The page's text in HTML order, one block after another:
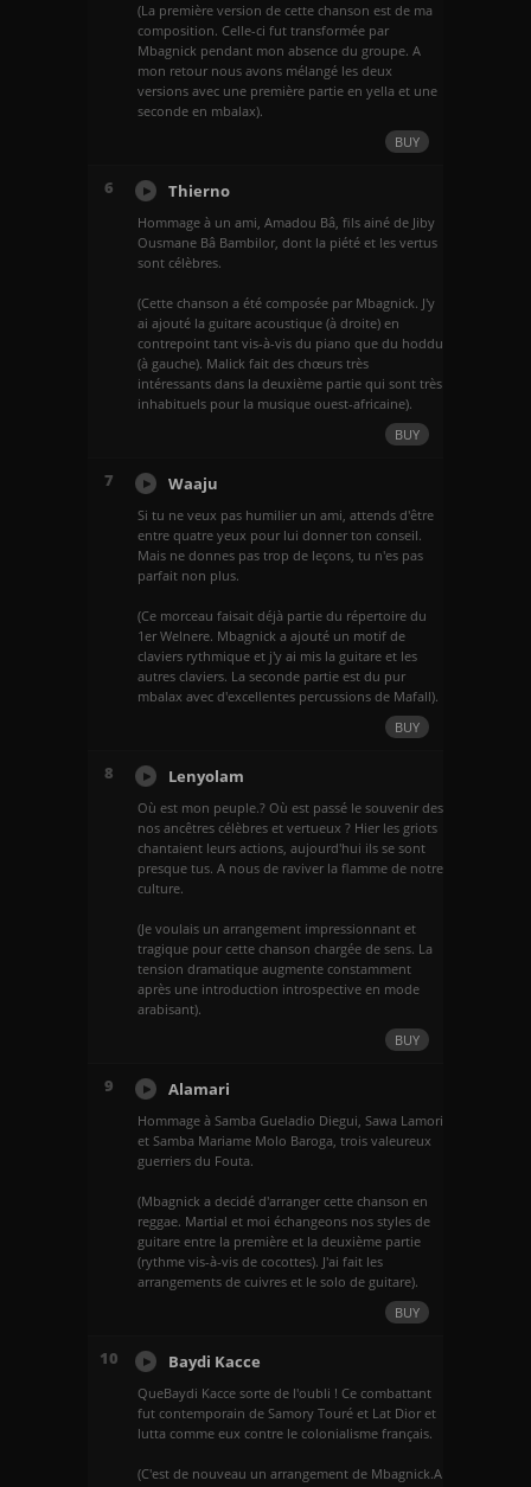
(La première version de cette chanson est de ma
composition. Celle-ci fut transformée par
Mbagnick pendant mon absence du groupe. A
mon retour nous avons mélangé les deux
versions avec une première partie en yella et une
seconde en mbalax).
BUY
6 Thierno
Hommage à un ami, Amadou Bâ, fils ainé de Jiby
Ousmane Bâ Bambilor, dont la piété et les vertus
sont célèbres.
(Cette chanson a été composée par Mbagnick. J'y
ai ajouté la guitare acoustique (à droite) en
contrepoint tant vis-à-vis du piano que du hoddu
(à gauche). Malick fait des chœurs très
intéressants dans la deuxième partie qui sont très
inhabituels pour la musique ouest-africaine).
BUY
7 Waaju
Si tu ne veux pas humilier un ami, attends d'être
entre quatre yeux pour lui donner ton conseil.
Mais ne donnes pas trop de leçons, tu n'es pas
parfait non plus.
(Ce morceau faisait déjà partie du répertoire du
1er Welnere. Mbagnick a ajouté un motif de
claviers rythmique et j'y ai mis la guitare et les
autres claviers. La seconde partie est du pur
mbalax avec d'excellentes percussions de Mafall).
BUY
8 Lenyolam
Où est mon peuple.? Où est passé le souvenir des
nos ancêtres célèbres et vertueux ? Hier les griots
chantaient leurs actions, aujourd'hui ils se sont
presque tus. A nous de raviver la flamme de notre
culture.
(Je voulais un arrangement impressionnant et
tragique pour cette chanson chargée de sens. La
tension dramatique augmente constamment
après une introduction introspective en mode
arabisant).
BUY
9 Alamari
Hommage à Samba Gueladio Diegui, Sawa Lamori
et Samba Mariame Molo Baroga, trois valeureux
guerriers du Fouta.
(Mbagnick a decidé d'arranger cette chanson en
reggae. Martial et moi échangeons nos styles de
guitare entre la première et la deuxième partie
(rythme vis-à-vis de cocottes). J'ai fait les
arrangements de cuivres et le solo de guitare).
BUY
10 Baydi Kacce
QueBaydi Kacce sorte de l'oubli ! Ce combattant
fut contemporain de Samory Touré et Lat Dior et
lutta comme eux contre le colonialisme français.
(C'est de nouveau un arrangement de Mbagnick.A